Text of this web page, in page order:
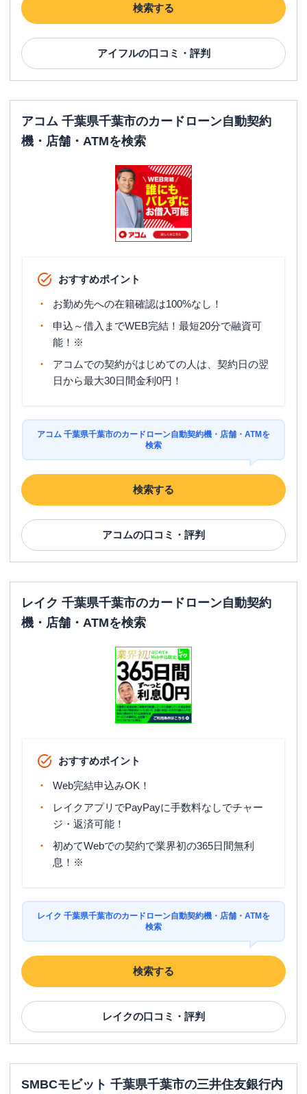
検索する
アイフルの口コミ・評判
アコム 千葉県千葉市のカードローン自動契約
機・店舗・ATMを検索
おすすめポイント
お勤め先への在籍確認は100%なし！
申込～借入までWEB完結！最短20分で融資可
能！※
アコムでの契約がはじめての人は、契約日の翌
日から最大30日間金利0円！
アコム 千葉県千葉市のカードローン自動契約機・店舗・ATMを
検索
検索する
アコムの口コミ・評判
レイク 千葉県千葉市のカードローン自動契約
機・店舗・ATMを検索
おすすめポイント
Web完結申込みOK！
レイクアプリでPayPayに手数料なしでチャー
ジ・返済可能！
初めてWebでの契約で業界初の365日間無利
息！※
レイク 千葉県千葉市のカードローン自動契約機・店舗・ATMを
検索
検索する
レイクの口コミ・評判
SMBCモビット 千葉県千葉市の三井住友銀行内